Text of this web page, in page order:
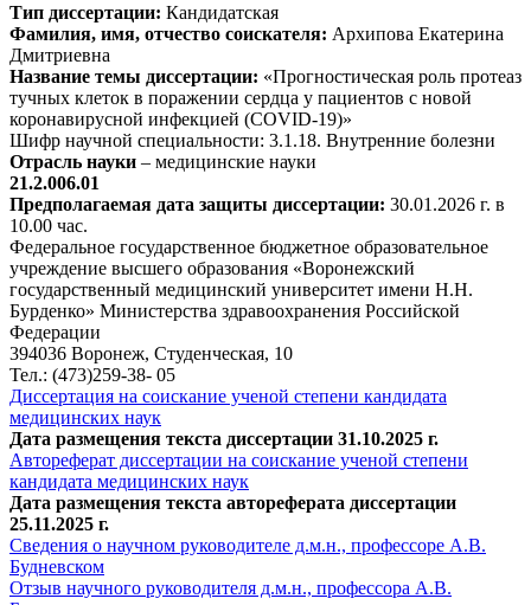
Тип диссертации: Кандидатская
Фамилия, имя, отчество соискателя: Архипова Екатерина
Дмитриевна
Название темы диссертации: «Прогностическая роль протеаз
тучных клеток в поражении сердца у пациентов с новой
коронавирусной инфекцией (COVID-19)»
Шифр научной специальности: 3.1.18. Внутренние болезни
Отрасль науки – медицинские науки
21.2.006.01
Предполагаемая дата защиты диссертации: 30.01.2026 г. в
10.00 час.
Федеральное государственное бюджетное образовательное
учреждение высшего образования «Воронежский
государственный медицинский университет имени Н.Н.
Бурденко» Министерства здравоохранения Российской
Федерации
394036 Воронеж, Студенческая, 10
Тел.: (473)259-38- 05
Диссертация на соискание ученой степени кандидата
медицинских наук
Дата размещения текста диссертации 31.10.2025 г.
Автореферат диссертации на соискание ученой степени
кандидата медицинских наук
Дата размещения текста автореферата диссертации
25.11.2025 г.
Сведения о научном руководителе д.м.н., профессоре А.В.
Будневском
Отзыв научного руководителя д.м.н., профессора А.В.